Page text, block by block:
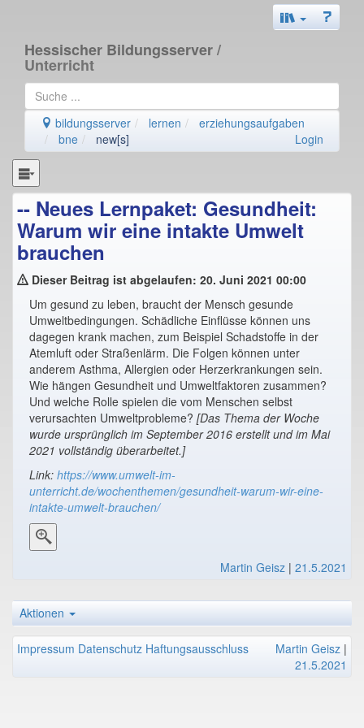
Hessischer Bildungsserver/
Unterricht
bildungsserver lernen
erziehungsaufgaben
bne
new[s] Login
-- Neues Lernpaket: Gesundheit:
Warum wir eine intakte Umwelt
brauchen
Dieser Beitrag ist abgelaufen: 20. Juni 2021 00:00
Um gesund zu leben, braucht der Mensch gesunde
Umweltbedingungen. Schädliche Einflüsse können uns
dagegen krank machen, zum Beispiel Schadstoffe in der
Atemluft oder Straßenlärm. Die Folgen können unter
anderem Asthma, Allergien oder Herzerkrankungen sein.
Wie hängen Gesundheit und Umweltfaktoren zusammen?
Und welche Rolle spielen die vom Menschen selbst
verursachten Umweltprobleme? [Das Thema der Woche
wurde ursprünglich im September 2016 erstellt und im Mai
2021 vollständig überarbeitet.]
Link: https://www.umwelt-im-
unterricht.de/wochenthemen/gesundheit-warum-wir-eine-
intakte-umwelt-brauchen/
Martin Geisz | 21.5.2021
Aktionen
Impressum Datenschutz Haftungsausschluss Martin Geisz |
21.5.2021